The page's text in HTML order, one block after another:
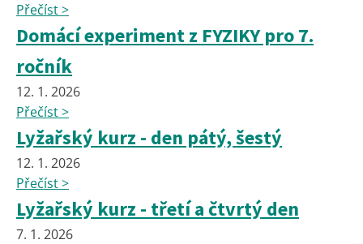
Přečíst >
Domácí experiment z FYZIKY pro 7.
ročník
12. 1. 2026
Přečíst >
Lyžařský kurz - den pátý, šestý
12. 1. 2026
Přečíst >
Lyžařský kurz - třetí a čtvrtý den
7. 1. 2026